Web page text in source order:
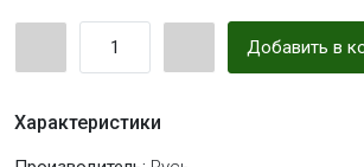
Добавить в
Характеристики